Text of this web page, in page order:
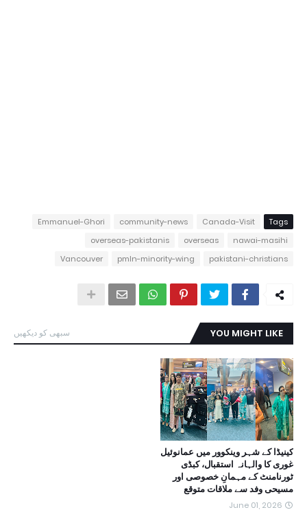
Tags
Canada-Visit
community-news
Emmanuel-Ghori
nawai-masihi
overseas
overseas-pakistanis
pakistani-christians
pmln-minority-wing
Vancouver
YOU MIGHT LIKE سبھی کو دیکھیں
کینیڈا کے شہر وینکوور میں عمانوئیل
غوری کا والہانہ استقبال، کبڈی
ٹورنامنٹ کے مہمانِ خصوصی اور
مسیحی وفد سے ملاقات متوقع
June 01, 2026